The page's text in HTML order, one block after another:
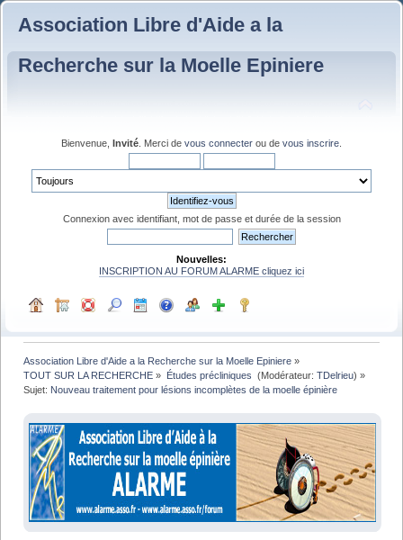
Association Libre d'Aide a la
Recherche sur la Moelle Epiniere
Bienvenue, Invité . Merci de vous connecter ou de vous inscrire
Connexion avec identifiant, mot de passe et durée de la session
Nouvelles:
INSCRIPTION AU FORUM ALARME cliquez ici
Association Libre d'Aide a la Recherche sur la Moelle Epiniere »
TOUT SUR LA RECHERCHE » Études précliniques (Modérateur: TDelrieu) »
Sujet: Nouveau traitement pour lésions incomplètes de la moelle épinière